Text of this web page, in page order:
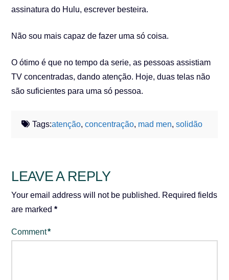
assinatura do Hulu, escrever besteira.
Não sou mais capaz de fazer uma só coisa.
O ótimo é que no tempo da serie, as pessoas assistiam
TV concentradas, dando atenção. Hoje, duas telas não
são suficientes para uma só pessoa.
Tags:atenção,concentração, mad men,solidão
LEAVE A REPLY
Your email address will not be published. Required fields
are marked*
Comment*